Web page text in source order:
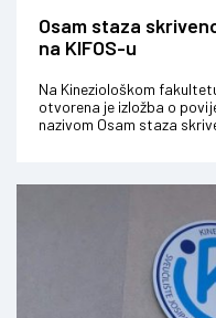
Osam staza
na KIFOS-u
Na Kineziološkom
otvorena je izložba o
nazivom Osam staza